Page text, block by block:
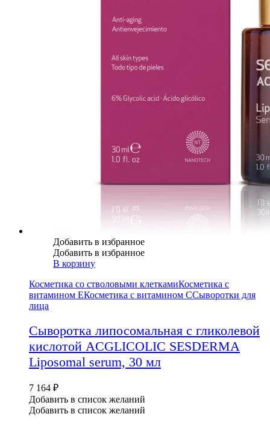
Добавить в избранное
Добавить в избранное
В корзину
Косметика со стволовыми клеткамиКосметика с
витамином ЕКосметика с витамином ССыворотки для
лица
Сыворотка липосомальная с гликолевой
кислотой ACGLICOLIC SESDERMA
Liposomal serum, 30 мл
7 164 ₽
Добавить в список желаний
Добавить в список желаний